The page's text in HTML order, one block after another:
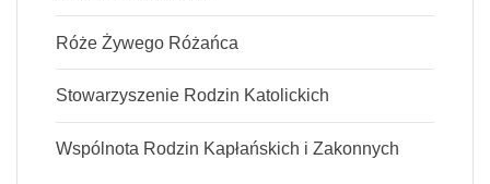
Róże Żywego Różańca
Stowarzyszenie Rodzin Katolickich
Wspólnota Rodzin Kapłańskich i Zakonnych